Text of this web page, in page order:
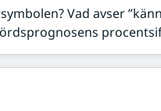
Vad avser